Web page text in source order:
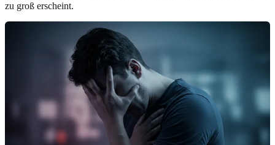
zu groß erscheint.